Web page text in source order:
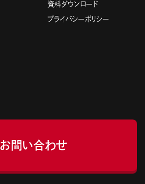
資料ダウンロード
プライバシーポリシー
お問い合わせ